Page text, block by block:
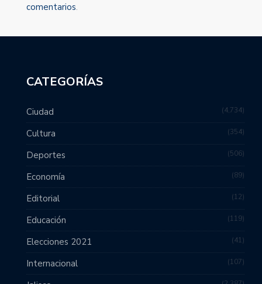
comentarios.
CATEGORÍAS
Ciudad 4,734
Cultura 354
Deportes 506
Economía 89
Editorial 12
Educación 119
Elecciones 2021 41
Internacional 107